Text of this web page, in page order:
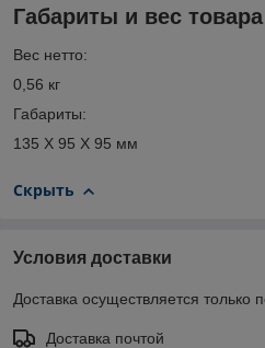
Габариты и вес товара
Вес нетто:
0,56 кг
Габариты:
135 X 95 X 95 мм
Скрыть
Условия доставки
Доставка осуществляется только
Доставка почтой